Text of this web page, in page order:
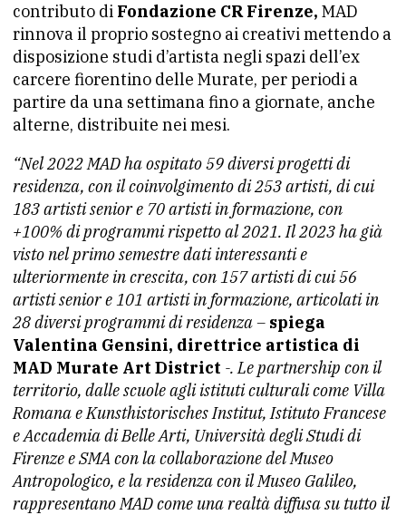
contributo di Fondazione CR Firenze, MAD
rinnova il proprio sostegno ai creativi mettendo a
disposizione studi d’artista negli spazi dell’ex
carcere fiorentino delle Murate, per periodi a
partire da una settimana fino a giornate, anche
alterne, distribuite nei mesi.
“Nel 2022 MAD ha ospitato 59 diversi progetti di
residenza, con il coinvolgimento di 253 artisti, di cui
183 artisti senior e 70 artisti in formazione, con
+100% di programmi rispetto al 2021. Il 2023 ha già
visto nel primo semestre dati interessanti e
ulteriormente in crescita, con 157 artisti di cui 56
artisti senior e 101 artisti in formazione, articolati in
28 diversi programmi di residenza – spiega
Valentina Gensini, direttrice artistica di
MAD Murate Art District -. Le partnership con il
territorio, dalle scuole agli istituti culturali come Villa
Romana e Kunsthistorisches Institut, Istituto Francese
e Accademia di Belle Arti, Università degli Studi di
Firenze e SMA con la collaborazione del Museo
Antropologico, e la residenza con il Museo Galileo,
rappresentano MAD come una realtà diffusa su tutto il